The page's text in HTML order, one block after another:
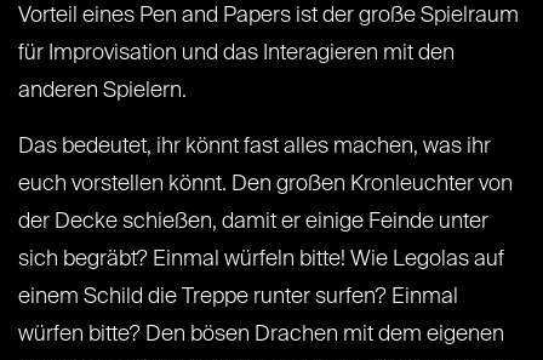
Vorteil eines Pen and Papers ist der große Spielraum
für Improvisation und das Interagieren mit den
anderen Spielern.
Das bedeutet, ihr könnt fast alles machen, was ihr
euch vorstellen könnt. Den großen Kronleuchter von
der Decke schießen, damit er einige Feinde unter
sich begräbt? Einmal würfeln bitte! Wie Legolas auf
einem Schild die Treppe runter surfen? Einmal
würfen bitte? Den bösen Drachen mit dem eigenen